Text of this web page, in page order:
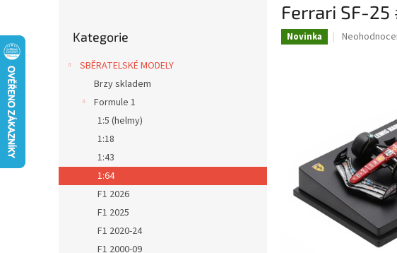
n
e
kategorie
Kategorie
SBĚRATELSKÉ MODELY
Brzy skladem
Formule 1
1:5 (helmy)
1:18
1:43
1:64
F1 2026
F1 2025
F1 2020-24
F1 2000-09
Ferrari SF-
Novinka
Průměrné
hvězdiček.